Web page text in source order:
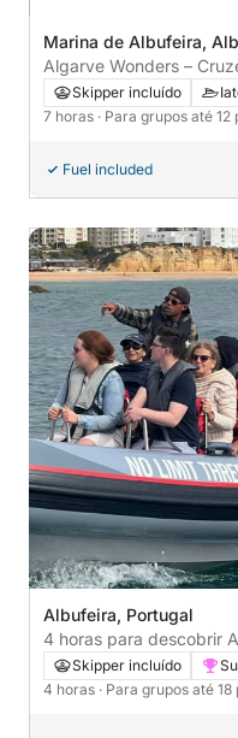
Marina de
Algarve Wonders –
Benagil e além
Skipper incluído
7 horas · Para grupos até 12
Fuel included
Albufeira, Portugal
4 horas para descobrir
Skipper incluído
4 horas · Para grupos até 18